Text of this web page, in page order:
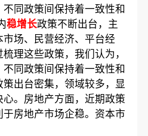
同政策间保持着一致性和
稳增长政策不断出台，主
场、民营经济、平台经
理这些政策，我们认为，
同政策间保持着一致性和
策出台密集，领域较多，显
心。房地产方面，近期政策
房地产市场企稳。资本市